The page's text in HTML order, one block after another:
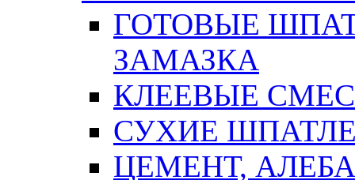
ГОТОВЫЕ
ЗАМАЗКА
КЛЕЕВЫЕ
СУХИЕ
ЦЕМЕНТ,